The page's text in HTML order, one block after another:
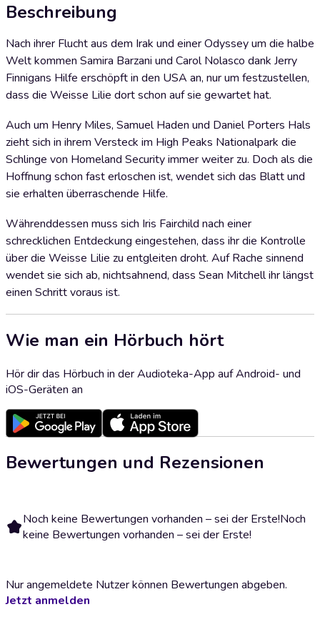
Beschreibung
Nach ihrer Flucht aus dem Irak und einer Odyssey um die halbe
Welt kommen Samira Barzani und Carol Nolasco dank Jerry
Finnigans Hilfe erschöpft in den USA an, nur um festzustellen,
dass die Weisse Lilie dort schon auf sie gewartet hat.
Auch um Henry Miles, Samuel Haden und Daniel Porters Hals
zieht sich in ihrem Versteck im High Peaks Nationalpark die
Schlinge von Homeland Security immer weiter zu. Doch als die
Hoffnung schon fast erloschen ist, wendet sich das Blatt und
sie erhalten überraschende Hilfe.
Währenddessen muss sich Iris Fairchild nach einer
schrecklichen Entdeckung eingestehen, dass ihr die Kontrolle
über die Weisse Lilie zu entgleiten droht. Auf Rache sinnend
wendet sie sich ab, nichtsahnend, dass Sean Mitchell ihr längst
einen Schritt voraus ist.
Wie man ein Hörbuch hört
Hör dir das Hörbuch in der Audioteka-App auf Android- und
iOS-Geräten an
Bewertungen und Rezensionen
Noch keine Bewertungen vorhanden – sei der Erste!Noch
keine Bewertungen vorhanden – sei der Erste!
Nur angemeldete Nutzer können Bewertungen abgeben.
Jetzt anmelden